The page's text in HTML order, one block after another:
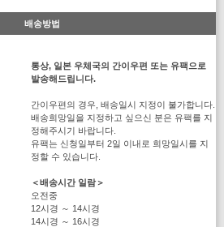
배송방법
통상, 일본 우체국의 간이우편 또는 유팩으로
발송해드립니다.
간이우편의 경우, 배송일시 지정이 불가합니다.
배송희망일을 지정하고 싶으신 분은 유팩를 지
정해주시기 바랍니다.
유팩는 신청일부터 2일 이내로 희망일시를 지
정할 수 있습니다.
＜배송시간 일람＞
오전중
12시경 ～ 14시경
14시경 ～ 16시경